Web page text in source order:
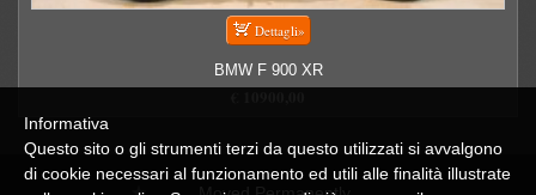
BMW F 900 XR
Informativa
Questo sito o gli strumenti terzi da questo utilizzati si avvalgono
di cookie necessari al funzionamento ed utili alle finalità illustrate